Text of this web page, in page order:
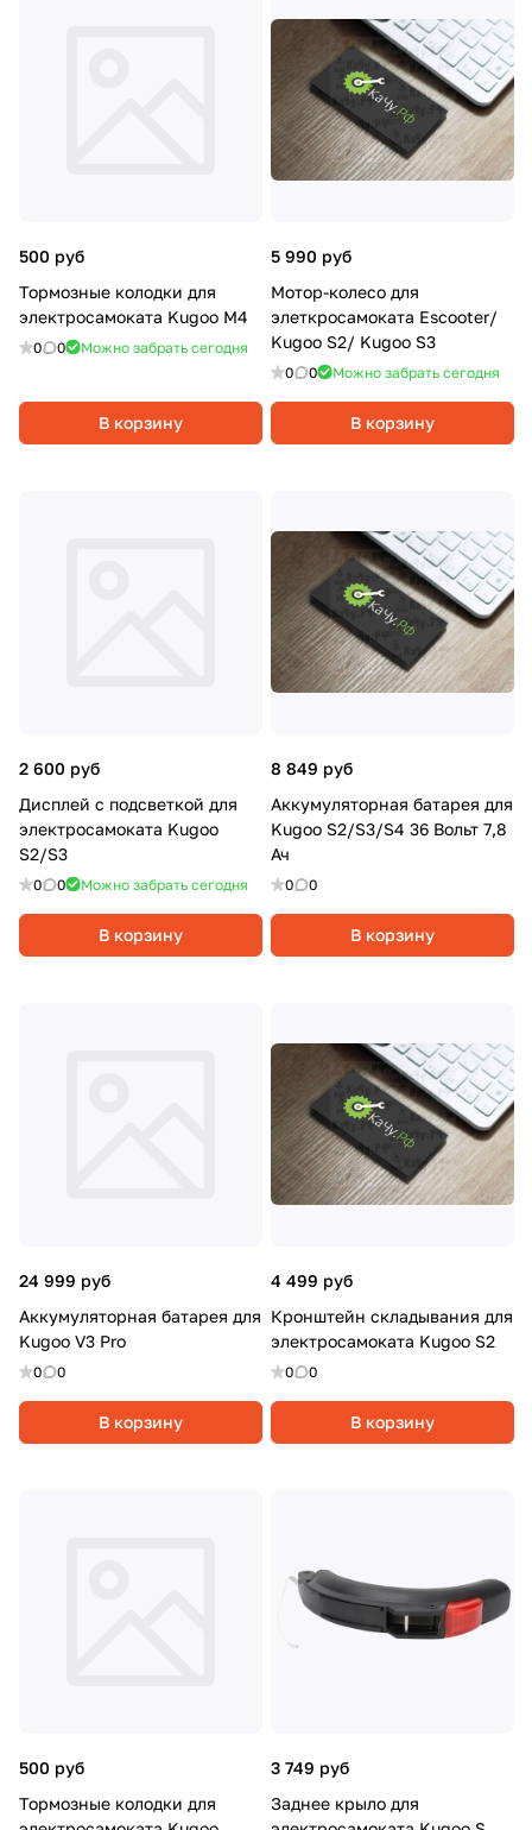
500 руб
Тормозные колодки для
электросамоката Kugoo M4
0 0 Можно забрать сегодня
В корзину
5 990 руб
Мотор-колесо для
элеткросамоката Escooter/
Kugoo S2/ Kugoo S3
0 0 Можно забрать сегодня
В корзину
2 600 руб
Дисплей с подсветкой для
электросамоката Kugoo
S2/S3
0 0 Можно забрать сегодня
В корзину
8 849 руб
Аккумуляторная батарея для
Kugoo S2/S3/S4 36 Вольт 7,8
Ач
0 0
В корзину
24 999 руб
Аккумуляторная батарея для
Kugoo V3 Pro
0 0
В корзину
4 499 руб
Кронштейн складывания для
электросамоката Kugoo S2
0 0
В корзину
500 руб
Тормозные колодки для
3 749 руб
Заднее крыло для